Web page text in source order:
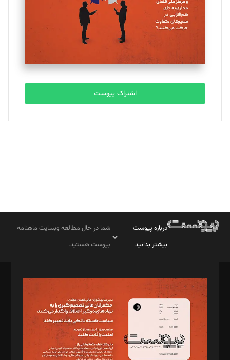
ملینا جعفری
تحریریه
مصطفی مسجدی آرانی
تحریریه
بابک نقاش
تحریریه
اشتراک پیوست
درباره پیوست
بیشتر بدانید
شما در حال مطالعه وبسایت ماهنامه
پیوست هستید.
مدیر مسئول: محمدباقر اثنی‌عشری
سردبیر: مهرک محمودی
دبیر تحریریه: میثم قاسمی
د‌بیر ناداستان: سمانه سمیع
د‌بیر خدمت و تجارت: ابوالفضل رجبی
د‌بیر حقوق فناوری: حسام‌الدین ایپکچی